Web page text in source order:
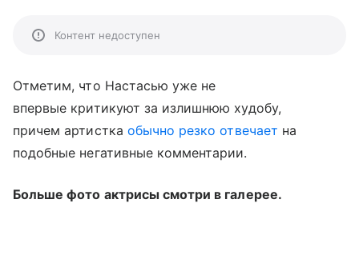
Контент недоступен
Отметим, что Настасью уже не
впервые критикуют за излишнюю худобу,
причем артистка обычно резко отвечает на
подобные негативные комментарии.
Больше фото актрисы смотри в галерее.